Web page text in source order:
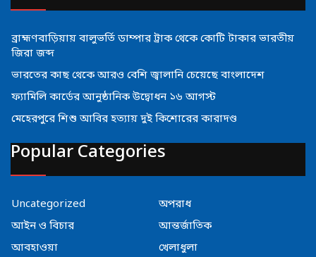
ব্রাহ্মণবাড়িয়ায় বালুভর্তি ডাম্পার ট্রাক থেকে কোটি টাকার ভারতীয়
জিরা জব্দ
ভারতের কাছ থেকে আরও বেশি জ্বালানি চেয়েছে বাংলাদেশ
ফ্যামিলি কার্ডের আনুষ্ঠানিক উদ্বোধন ১৬ আগস্ট
মেহেরপুরে শিশু আবির হত্যায় দুই কিশোরের কারাদণ্ড
Popular Categories
Uncategorized
অপরাধ
আইন ও বিচার
আন্তর্জাতিক
আবহাওয়া
খেলাধুলা